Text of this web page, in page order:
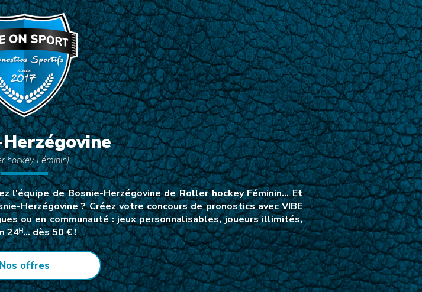
hockey Féminin)
l'équipe de Bosnie-Herzégovine de Roller hockey Féminin… Et
Herzégovine ? Créez votre concours de pronostics avec VIBE
ou en communauté : jeux personnalisables, joueurs illimités,
24ᴴ… dès 50 € !
Nos offres